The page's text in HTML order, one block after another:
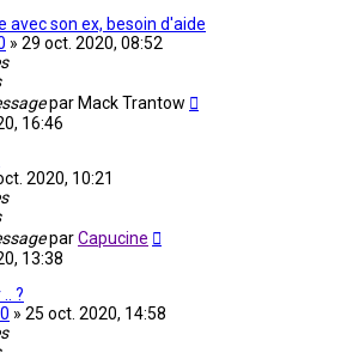
avec son ex, besoin d'aide
» 29 oct. 2020, 08:52
par Mack Trantow
16:46
2020, 10:21
parCapucine
13:38
?
» 25 oct. 2020, 14:58